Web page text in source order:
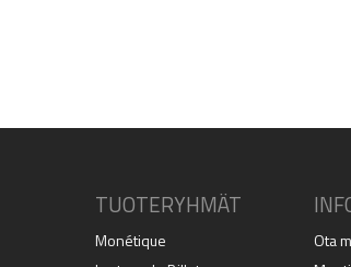
TUOTERYHMÄT
Monétique
Ota